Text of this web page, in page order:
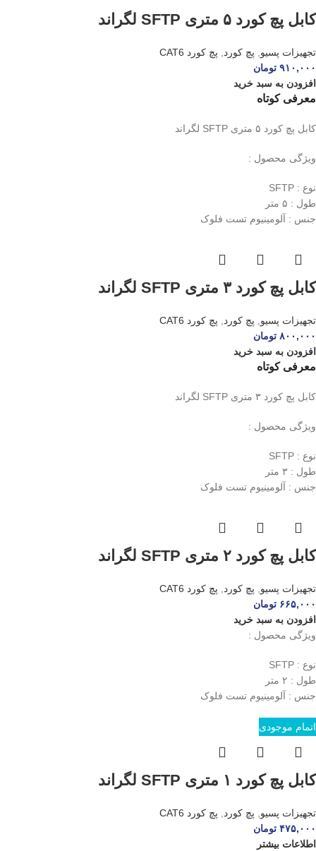
کابل پچ کورد ۵ متری SFTP لگراند
تجهیزات پسیو پچ کورد
پچ کورد CAT6
۹۱۰,۰۰۰ تومان
افزودن به سبد خرید
معرفی کوتاه
کابل پچ کورد ۵ متری SFTP لگراند
ویژگی محصول :
نوع : SFTP
طول : ۵ متر
جنس : آلومینیوم تست فلوک
کابل پچ کورد ۳ متری SFTP لگراند
تجهیزات پسیو پچ کورد
پچ کورد CAT6
۸۰۰,۰۰۰ تومان
افزودن به سبد خرید
معرفی کوتاه
کابل پچ کورد ۳ متری SFTP لگراند
ویژگی محصول :
نوع : SFTP
طول : ۳ متر
جنس : آلومینیوم تست فلوک
کابل پچ کورد ۲ متری SFTP لگراند
تجهیزات پسیو پچ کورد
پچ کورد CAT6
۶۶۵,۰۰۰ تومان
افزودن به سبد خرید
ویژگی محصول :
نوع : SFTP
طول : ۲ متر
جنس : آلومینیوم تست فلوک
اتمام موجودی
کابل پچ کورد ۱ متری SFTP لگراند
تجهیزات پسیو پچ کورد
پچ کورد CAT6
۴۷۵,۰۰۰ تومان
اطلاعات بیشتر